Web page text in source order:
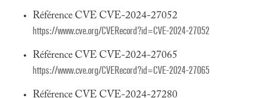
Référence CVE CVE-2024-27052
https://www.cve.org/CVERecord?id=CVE-2024-27052
Référence CVE CVE-2024-27065
https://www.cve.org/CVERecord?id=CVE-2024-27065
Référence CVE CVE-2024-27280